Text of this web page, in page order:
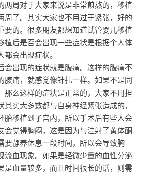
两周对于大家来说是非常煎熬的，移植
周了。其实大家也不用过于紧张，好的
要的。很多朋友都想知道试管婴儿移植
植后是否会出现一些症状是根据个人体
会出现症状。
会出现的症状就是腹痛。这样的腹痛不
腹痛，就感觉像针扎一样。如果不是同
那么这样的症状是正常的，大家不用担
其实大多数都与自身神经紧张造成的，
胎移植到子宫内，所以手术后有些人会
会觉得胸闷，这是因为与注射了黄体酮
要静养休息一段时间，所以会导致胸
流血现象。如果是轻微少量的血性分泌
是血量较多，而且时间很长的话，则需